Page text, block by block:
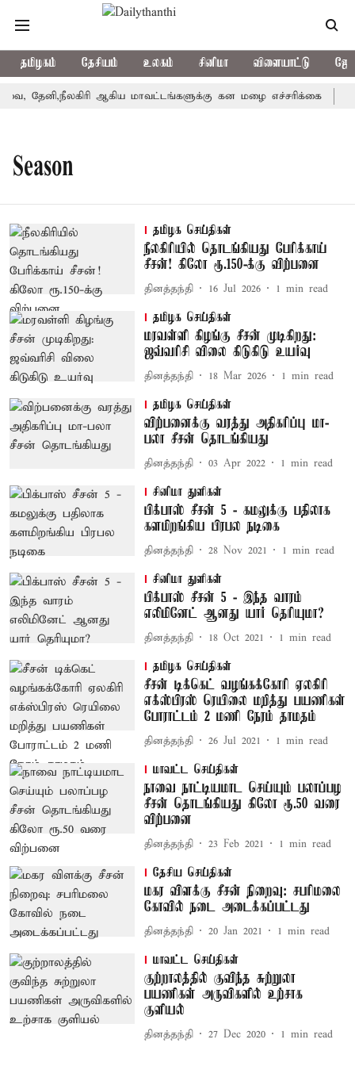
தமிழகம் தேசியம் உலகம் சினிமா விளையாட்டு
தேனி,நீலகிரி ஆகிய மாவட்டங்களுக்கு கன மழை எச்சரிக்கை
Season
தமிழக செய்திகள்
நீலகிரியில் தொடங்கியது பேரிக்காய்
சீசன்! கிலோ ரூ.150-க்கு விற்பனை
தினத்தந்தி 16 Jul 2026 1 min read
தமிழக செய்திகள்
மரவள்ளி கிழங்கு சீசன் முடிகிறது:
ஜவ்வரிசி விலை கிடுகிடு உயர்வு
தினத்தந்தி 18 Mar 2026 1 min read
தமிழக செய்திகள்
விற்பனைக்கு வரத்து அதிகரிப்பு மா-
பலா சீசன் தொடங்கியது
தினத்தந்தி 03 Apr 2022 1 min read
சினிமா துளிகள்
பிக்பாஸ் சீசன் 5 - கமலுக்கு பதிலாக
களமிறங்கிய பிரபல நடிகை
தினத்தந்தி 28 Nov 2021 1 min read
சினிமா துளிகள்
பிக்பாஸ் சீசன் 5 - இந்த வாரம்
எலிமினேட் ஆனது யார் தெரியுமா?
தினத்தந்தி 18 Oct 2021 1 min read
தமிழக செய்திகள்
சீசன் டிக்கெட் வழங்கக்கோரி ஏலகிரி
எக்ஸ்பிரஸ் ரெயிலை மறித்து பயணிகள்
போராட்டம் 2 மணி நேரம் தாமதம்
தினத்தந்தி 26 Jul 2021 1 min read
மாவட்ட செய்திகள்
நாவை நாட்டியமாட செய்யும் பலாப்பழ
சீசன் தொடங்கியது கிலோ ரூ.50 வரை
விற்பனை
தினத்தந்தி 23 Feb 2021 1 min read
தேசிய செய்திகள்
மகர விளக்கு சீசன் நிறைவு: சபரிமலை
கோவில் நடை அடைக்கப்பட்டது
தினத்தந்தி 20 Jan 2021 1 min read
மாவட்ட செய்திகள்
குற்றாலத்தில் குவிந்த சுற்றுலா
பயணிகள் அருவிகளில் உற்சாக
குளியல்
தினத்தந்தி 27 Dec 2020 1 min read